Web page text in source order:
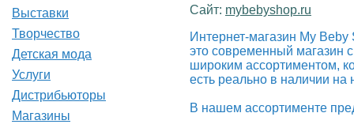
Выставки
Творчество
Детская мода
Услуги
Дистрибьюторы
Магазины
Сайт: mybebyshop.ru
Интернет-магазин My Beby
это современный магазин с
широким ассортиментом,
есть реально в наличии на
В нашем ассортименте